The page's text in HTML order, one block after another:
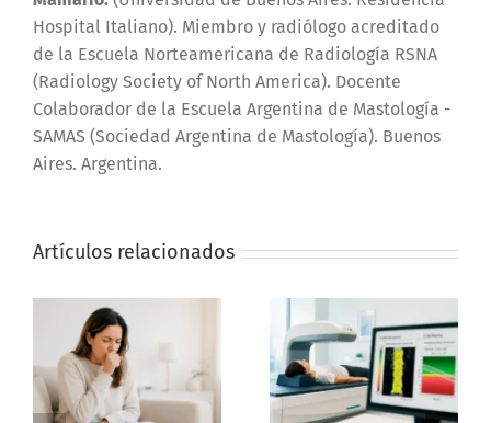
Hospital Italiano). Miembro y radiólogo acreditado
de la Escuela Norteamericana de Radiología RSNA
(Radiology Society of North America). Docente
Colaborador de la Escuela Argentina de Mastología -
SAMAS (Sociedad Argentina de Mastología). Buenos
Aires. Argentina.
Artículos relacionados